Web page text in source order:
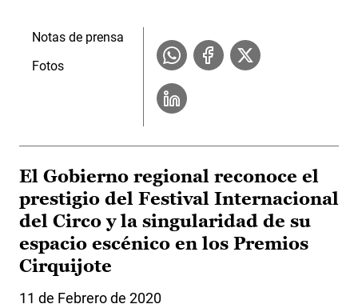
Notas de prensa
Fotos
El Gobierno regional reconoce el
prestigio del Festival Internacional
del Circo y la singularidad de su
espacio escénico en los Premios
Cirquijote
11 de Febrero de 2020